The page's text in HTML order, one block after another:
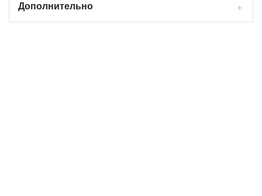
Дополнительно